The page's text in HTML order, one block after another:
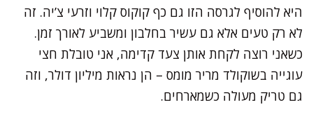
היא להוסיף לגרסה הזו גם כף קוקוס קלוי וזרעי צ’יה. זה
לא רק טעים אלא גם עשיר בחלבון ומשביע לאורך זמן.
כשאני רוצה לקחת אותן צעד קדימה, אני טובלת חצי
עוגייה בשוקולד מריר מומס – הן נראות מיליון דולר, וזה
גם טריק מעולה כשמארחים.